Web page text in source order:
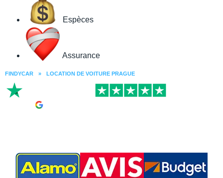
Espèces
Assurance
FINDYCAR » LOCATION DE VOITURE PRAGUE